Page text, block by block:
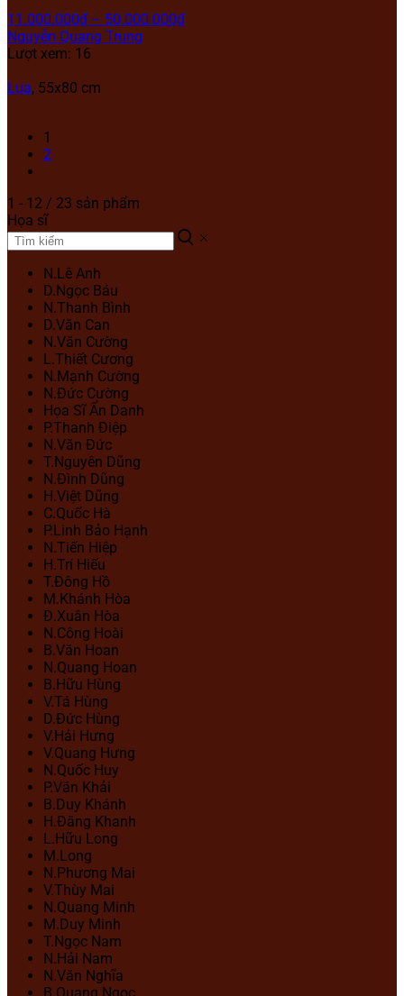
11.000.000₫ – 50.000.000₫
Nguyễn Quang Trung
Lượt xem: 16
Lụa, 55x80 cm
1
2
1 - 12 / 23 sản phẩm
Họa sĩ
N.Lê Anh
D.Ngọc Báu
N.Thanh Bình
D.Văn Can
N.Văn Cường
L.Thiết Cương
N.Mạnh Cường
N.Đức Cường
Họa Sĩ Ẩn Danh
P.Thanh Điệp
N.Văn Đức
T.Nguyên Dũng
N.Đình Dũng
H.Việt Dũng
C.Quốc Hà
P.Linh Bảo Hạnh
N.Tiến Hiệp
H.Trí Hiếu
T.Đông Hồ
M.Khánh Hòa
Đ.Xuân Hòa
N.Công Hoài
B.Văn Hoan
N.Quang Hoan
B.Hữu Hùng
V.Tá Hùng
D.Đức Hùng
V.Hải Hưng
V.Quang Hưng
N.Quốc Huy
P.Văn Khải
B.Duy Khánh
H.Đăng Khanh
L.Hữu Long
M.Long
N.Phương Mai
V.Thùy Mai
N.Quang Minh
M.Duy Minh
T.Ngọc Nam
N.Hải Nam
N.Văn Nghĩa